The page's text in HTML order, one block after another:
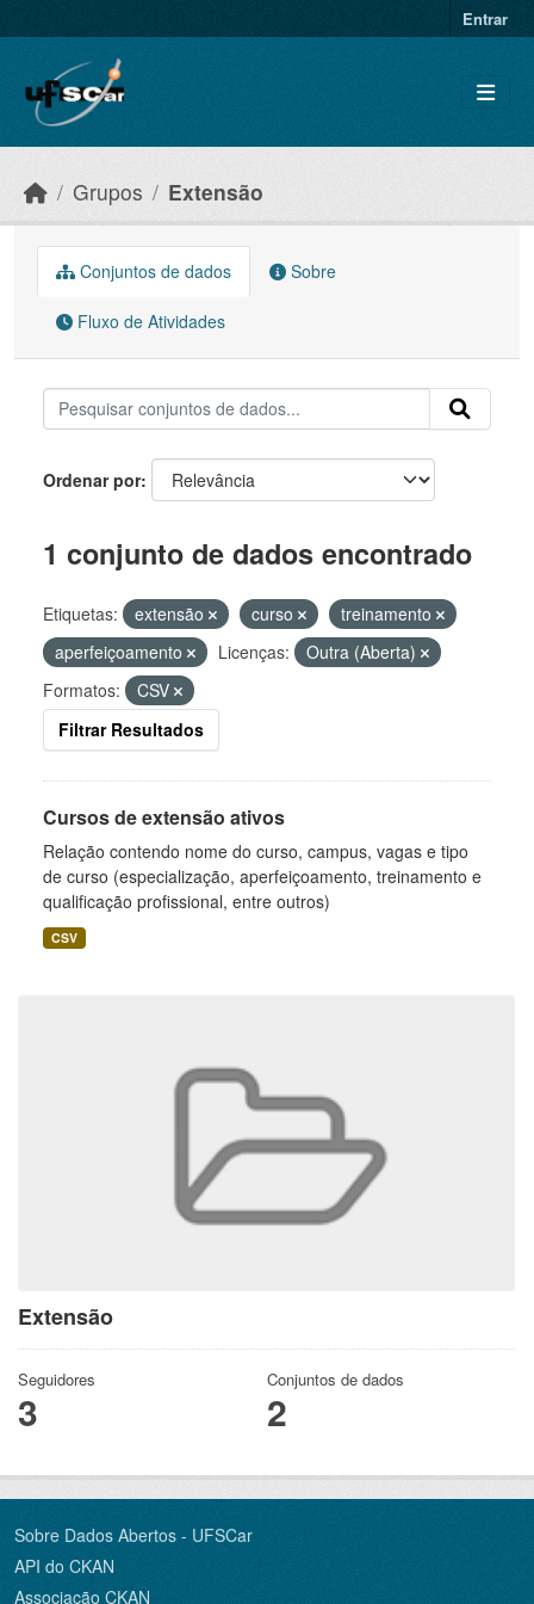
Entrar
Grupos Extensão
Extensão
Seguidores
3
Conjuntos de dados
2
Conjuntos de dados Sobre
Fluxo de Atividades
Ordenar por
1 conjunto de dados encontrado
Etiquetas: extensão curso
treinamento
aperfeiçoamento
Licenças:
Outra (Aberta)
Formatos:
CSV
Filtrar Resultados
Cursos de extensão ativos
Relação contendo nome do curso, campus, vagas e tipo
de curso (especialização, aperfeiçoamento, treinamento e
qualificação profissional, entre outros)
CSV
Sobre Dados Abertos - UFSCar
API do CKAN
Associação CKAN